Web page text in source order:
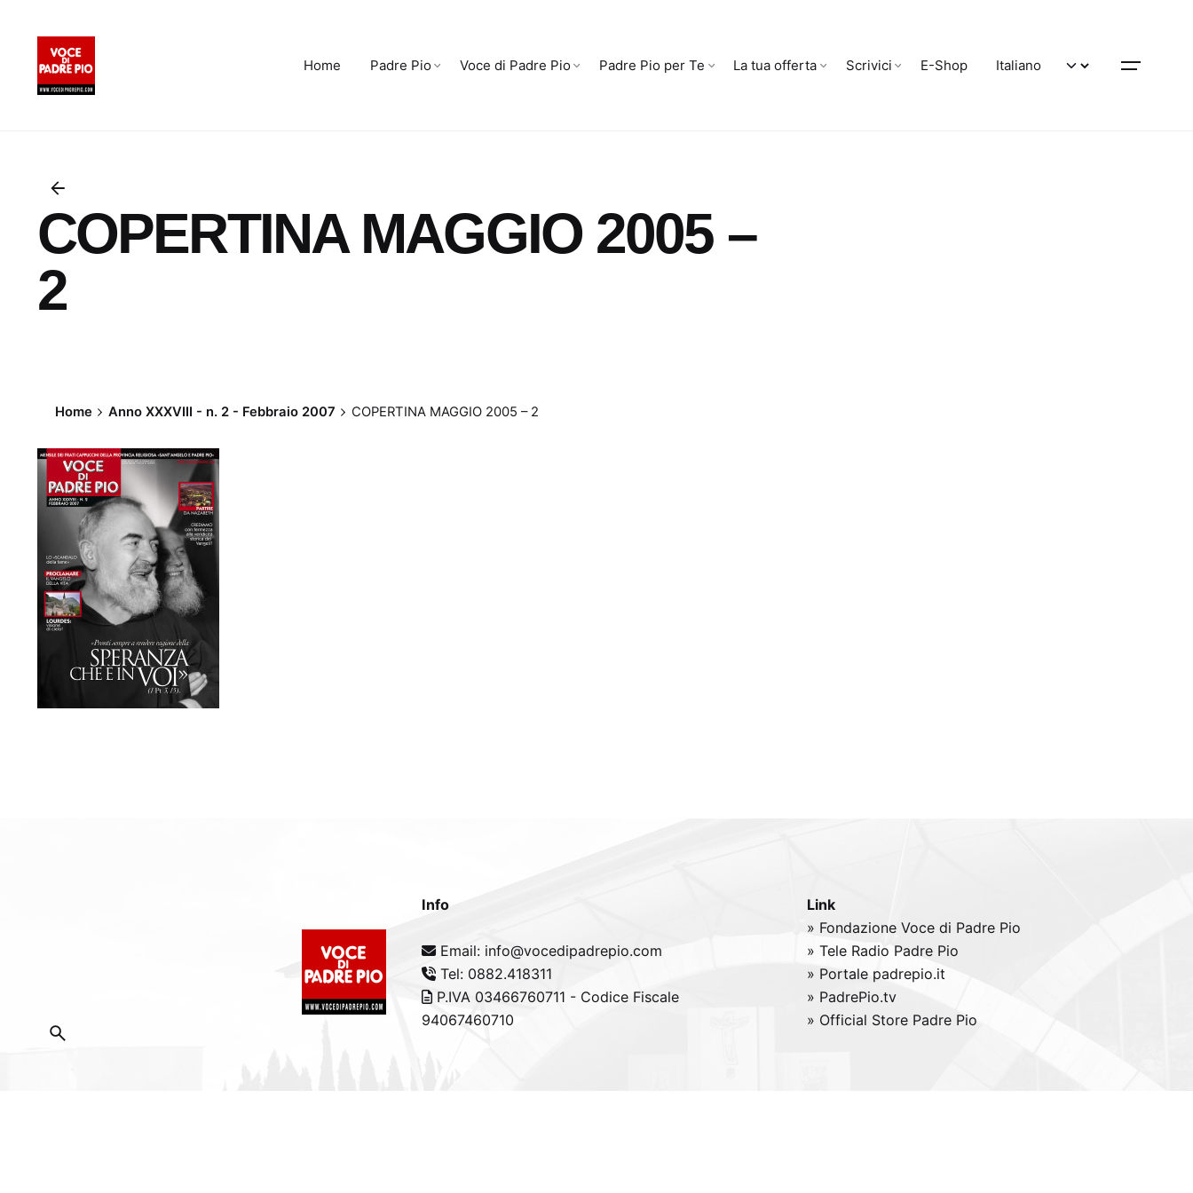
content
Home Padre Pio Voce di Padre Pio Padre Pio per Te La tua offerta Scrivici E-Shop
COPERTINA MAGGIO 2005 –
2
Home Anno XXXVIII - n. 2 - Febbraio 2007 COPERTINA MAGGIO 2005 – 2
Info
Email: info@vocedipadrepio.com
Tel: 0882.418311
P.IVA 03466760711 - Codice Fiscale
94067460710
Link
» Fondazione Voce di Padre Pio
» Tele Radio Padre Pio
» Portale padrepio.it
» PadrePio.tv
» Official Store Padre Pio